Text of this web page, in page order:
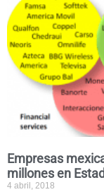
Empresas
millones en
4 abril, 2018